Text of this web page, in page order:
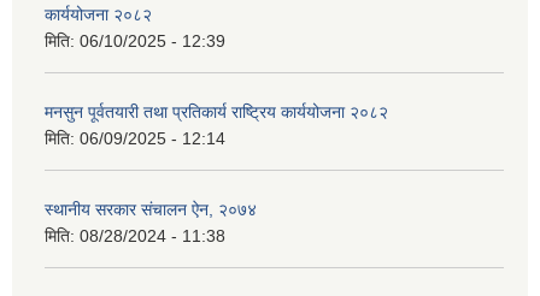
कार्ययोजना २०८२
मिति: 06/10/2025 - 12:39
मनसुन पूर्वतयारी तथा प्रतिकार्य राष्ट्रिय कार्ययोजना २०८२
मिति: 06/09/2025 - 12:14
स्थानीय सरकार संचालन ऐन, २०७४
मिति: 08/28/2024 - 11:38